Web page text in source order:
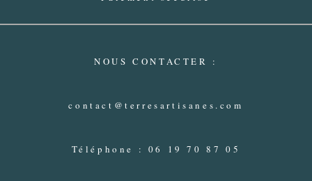
NOUS CONTACTER :
contact@terresartisanes.com
Téléphone : 06 19 70 87 05